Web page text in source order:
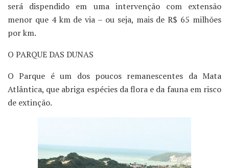
será dispendido em uma intervenção com extensão
menor que 4 km de via – ou seja, mais de R$ 65 milhões
por km.
O PARQUE DAS DUNAS
O Parque é um dos poucos remanescentes da Mata
Atlântica, que abriga espécies da flora e da fauna em risco
de extinção.